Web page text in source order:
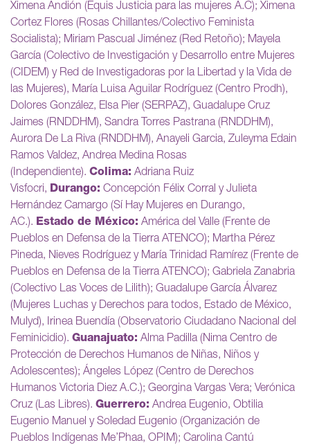
Ximena Andión (Equis Justicia para las mujeres A.C); Ximena
Cortez Flores (Rosas Chillantes/Colectivo Feminista
Socialista); Miriam Pascual Jiménez (Red Retoño); Mayela
García (Colectivo de Investigación y Desarrollo entre Mujeres
(CIDEM) y Red de Investigadoras por la Libertad y la Vida de
las Mujeres), María Luisa Aguilar Rodríguez (Centro Prodh),
Dolores González, Elsa Pier (SERPAZ), Guadalupe Cruz
Jaimes (RNDDHM), Sandra Torres Pastrana (RNDDHM),
Aurora De La Riva (RNDDHM), Anayeli Garcia, Zuleyma Edain
Ramos Valdez, Andrea Medina Rosas
(Independiente). Colima: Adriana Ruiz
Visfocri, Durango: Concepción Félix Corral y Julieta
Hernández Camargo (Sí Hay Mujeres en Durango,
AC.). Estado de México: América del Valle (Frente de
Pueblos en Defensa de la Tierra ATENCO); Martha Pérez
Pineda, Nieves Rodríguez y María Trinidad Ramírez (Frente de
Pueblos en Defensa de la Tierra ATENCO); Gabriela Zanabria
(Colectivo Las Voces de Lilith); Guadalupe García Álvarez
(Mujeres Luchas y Derechos para todos, Estado de México,
Mulyd), Irinea Buendía (Observatorio Ciudadano Nacional del
Feminicidio). Guanajuato: Alma Padilla (Nima Centro de
Protección de Derechos Humanos de Niñas, Niños y
Adolescentes); Ángeles López (Centro de Derechos
Humanos Victoria Diez A.C.); Georgina Vargas Vera; Verónica
Cruz (Las Libres). Guerrero: Andrea Eugenio, Obtilia
Eugenio Manuel y Soledad Eugenio (Organización de
Pueblos Indígenas Me’Phaa, OPIM); Carolina Cantú